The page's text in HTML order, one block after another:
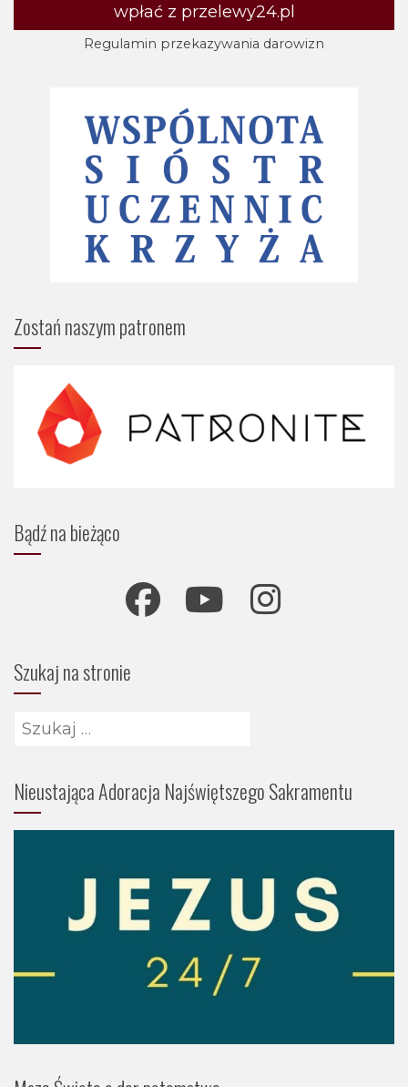
wpłać z przelewy24.pl
Regulamin przekazywania darowizn
Zostań naszym patronem
Bądź na bieżąco
Szukaj na stronie
Szukaj:
Nieustająca Adoracja Najświętszego Sakramentu